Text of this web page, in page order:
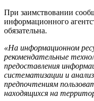
При заимствовании
информационного
обязательна.
«На информационном
рекомендательные
предоставления
систематизации и
предпочтениям
находящихся на